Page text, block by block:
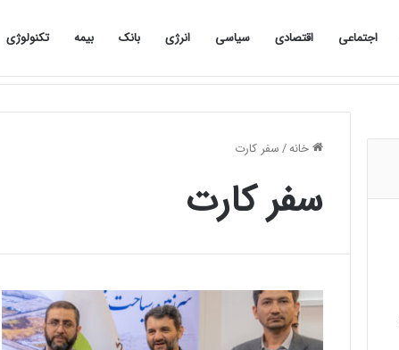
اجتماعی اقتصادی سیاسی انرژی بانک بیمه تکنولوژی
خانه/سفر کارت
سفر کارت